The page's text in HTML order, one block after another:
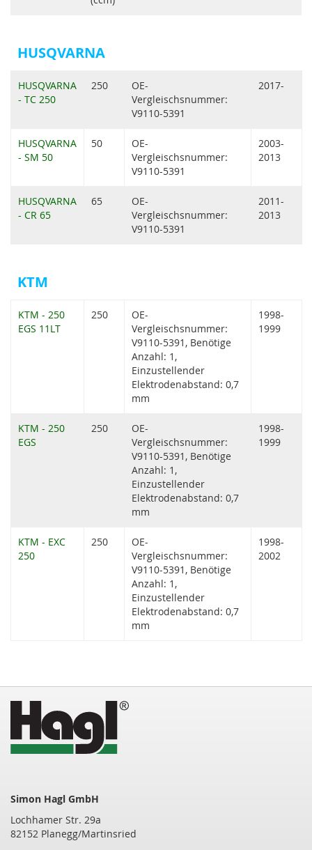
HUSQVARNA
HUSQVARNA
- TC 250
250
OE-
Vergleischsnummer:
V9110-5391
2017-
HUSQVARNA
- SM 50
50
OE-
Vergleischsnummer:
V9110-5391
2003-
2013
HUSQVARNA
- CR 65
65
OE-
Vergleischsnummer:
V9110-5391
2011-
2013
KTM
KTM - 250
EGS 11LT
250
OE-
Vergleischsnummer:
V9110-5391, Benötige
Anzahl: 1,
Einzustellender
Elektrodenabstand: 0,7
mm
1998-
1999
KTM - 250
EGS
250
OE-
Vergleischsnummer:
V9110-5391, Benötige
Anzahl: 1,
Einzustellender
Elektrodenabstand: 0,7
mm
1998-
1999
KTM - EXC
250
250
OE-
Vergleischsnummer:
V9110-5391, Benötige
Anzahl: 1,
Einzustellender
Elektrodenabstand: 0,7
mm
1998-
2002
Simon Hagl GmbH
Lochhamer Str. 29a
82152 Planegg/Martinsried